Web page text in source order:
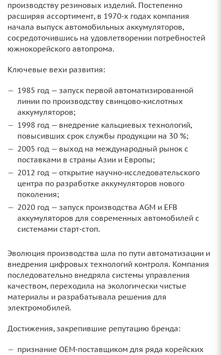
производству резиновых изделий. Постепенно
расширяя ассортимент, в 1970‑х годах компания
начала выпуск автомобильных аккумуляторов,
сосредоточившись на удовлетворении потребностей
южнокорейского автопрома.
Ключевые вехи развития:
1985 год — запуск первой автоматизированной
линии по производству свинцово‑кислотных
аккумуляторов;
1998 год — внедрение кальциевых технологий,
повысивших срок службы продукции на 30 %;
2005 год — выход на международный рынок с
поставками в страны Азии и Европы;
2012 год — открытие научно‑исследовательского
центра по разработке аккумуляторов нового
поколения;
2020 год — запуск производства AGM и EFB
аккумуляторов для современных автомобилей с
системами старт‑стоп.
Эволюция производства шла по пути автоматизации и
внедрения цифровых технологий контроля. Компания
последовательно внедряла системы управления
качеством, переходила на экологически чистые
материалы и разрабатывала решения для
электромобилей.
Достижения, закрепившие репутацию бренда:
признание OEM‑поставщиком для ряда корейских